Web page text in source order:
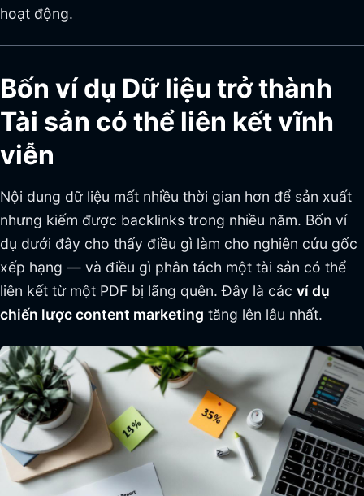
hoạt động.
Bốn ví dụ Dữ liệu trở thành
Tài sản có thể liên kết vĩnh
viễn
Nội dung dữ liệu mất nhiều thời gian hơn để sản xuất
nhưng kiếm được backlinks trong nhiều năm. Bốn ví
dụ dưới đây cho thấy điều gì làm cho nghiên cứu gốc
xếp hạng — và điều gì phân tách một tài sản có thể
liên kết từ một PDF bị lãng quên. Đây là các ví dụ
chiến lược content marketing tăng lên lâu nhất.